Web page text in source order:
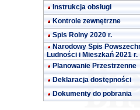
Instrukcja obsługi
Kontrole zewnętrzne
Spis Rolny 2020 r.
Narodowy Spis
Ludności i Mieszkań 2021 r.
Planowanie Przestrzenne
Deklaracja dostępności
Dokumenty do pobrania